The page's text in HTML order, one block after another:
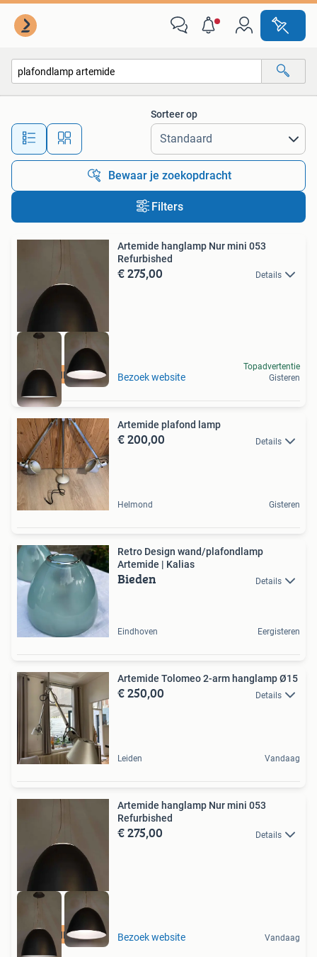
Alle afstanden…
Sorteer op
Bewaar je zoekopdracht
Filters
LAMPENDISCOUNT_NL
Artemide hanglamp Nur mini 053
Refurbished
€ 275,00 Details
Bezoek website
Topadvertentie
Gisteren
Artemide plafond lamp
€ 200,00 Details
Helmond Gisteren
Retro Design wand/plafondlamp
Artemide | Kalias
Bieden Details
Eindhoven Eergisteren
Artemide Tolomeo 2-arm hanglamp Ø15
€ 250,00 Details
Leiden Vandaag
LAMPENDISCOUNT_NL
Artemide hanglamp Nur mini 053
Refurbished
€ 275,00 Details
Bezoek website Vandaag